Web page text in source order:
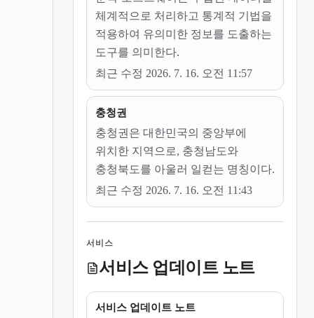
체계적으로 처리하고 통계적 기법을
적용하여 유의미한 정보를 도출하는
도구를 의미한다.
최근 수정 2026. 7. 16. 오전 11:57
충청권
충청권은 대한민국의 중앙부에
위치한 지역으로, 충청남도와
충청북도를 아울러 일컫는 명칭이다.
최근 수정 2026. 7. 16. 오전 11:43
서비스
서비스 업데이트 노트
서비스 업데이트 노트